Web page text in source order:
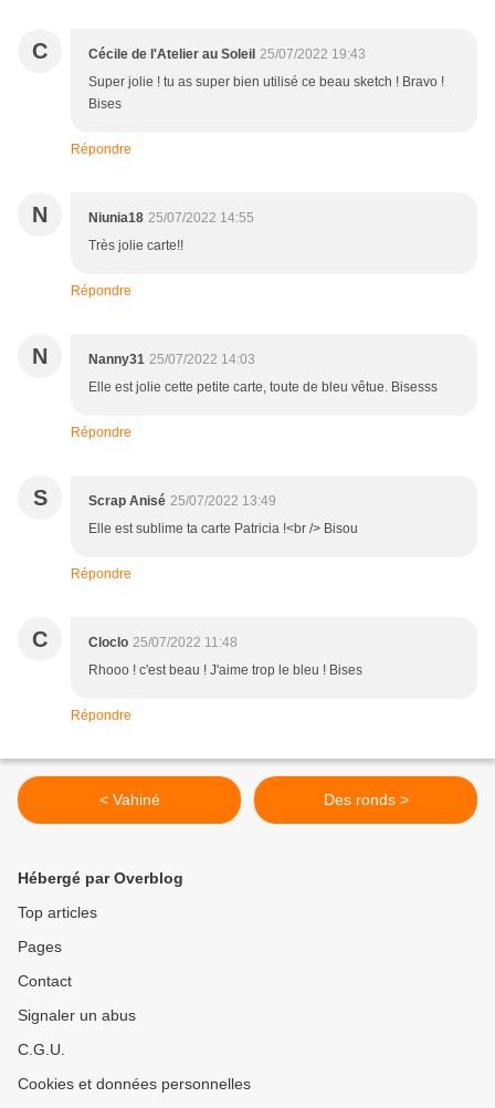
C Cécile de l'Atelier au Soleil 25/07/2022 19:43
Super jolie ! tu as super bien utilisé ce beau sketch ! Bravo !
Bises
Répondre
N Niunia18 25/07/2022 14:55
Très jolie carte!!
Répondre
N Nanny31 25/07/2022 14:03
Elle est jolie cette petite carte, toute de bleu vêtue. Bisesss
Répondre
S Scrap Anisé 25/07/2022 13:49
Elle est sublime ta carte Patricia !<br /> Bisou
Répondre
C Cloclo 25/07/2022 11:48
Rhooo ! c'est beau ! J'aime trop le bleu ! Bises
Répondre
< Vahiné Des ronds >
Hébergé par Overblog
Top articles
Pages
Contact
Signaler un abus
C.G.U.
Cookies et données personnelles